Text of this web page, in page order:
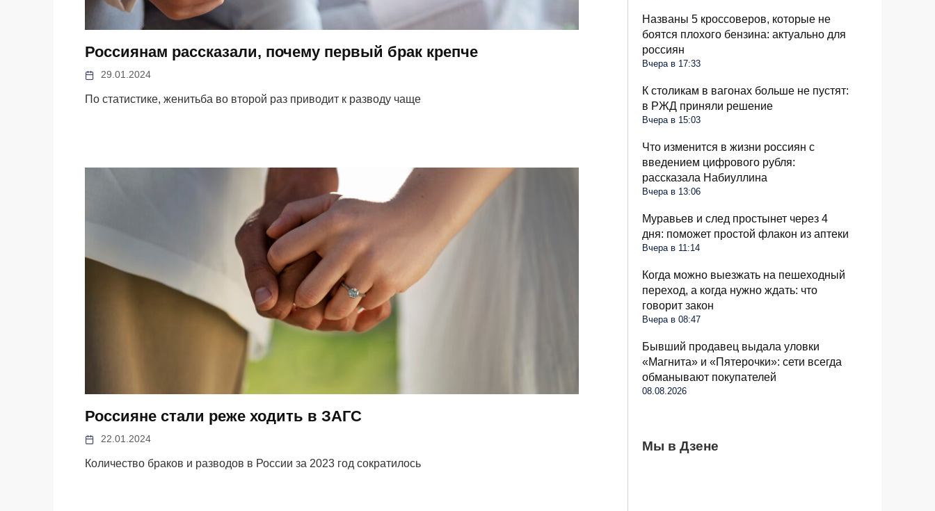
Россиянам рассказали, почему первый брак крепче
29.01.2024
По статистике, женитьба во второй раз приводит к разводу чаще
Россияне стали реже ходить в ЗАГС
22.01.2024
Количество браков и разводов в России за 2023 год сократилось
Названы 5 кроссоверов, которые не
боятся плохого бензина: актуально для
россиян
Вчера в 17:33
К столикам в вагонах больше не пустят:
в РЖД приняли решение
Вчера в 15:03
Что изменится в жизни россиян с
введением цифрового рубля:
рассказала Набиуллина
Вчера в 13:06
Муравьев и след простынет через 4
дня: поможет простой флакон из аптеки
Вчера в 11:14
Когда можно выезжать на пешеходный
переход, а когда нужно ждать: что
говорит закон
Вчера в 08:47
Бывший продавец выдала уловки
«Магнита» и «Пятерочки»: сети всегда
обманывают покупателей
08.08.2026
Мы в Дзене
Пешеход виноват в ДТП, но водитель все
равно платит деньги: Верховный суд
Россиян будут штрафовать на 200 тысяч
Пенсионерам пересчитают выплаты с 1